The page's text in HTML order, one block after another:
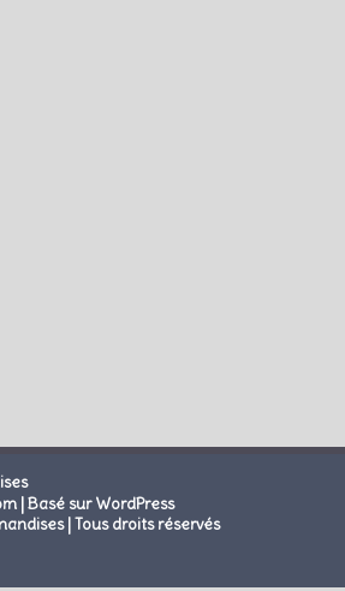
|Basé sur WordPress
| Tous droits réservés